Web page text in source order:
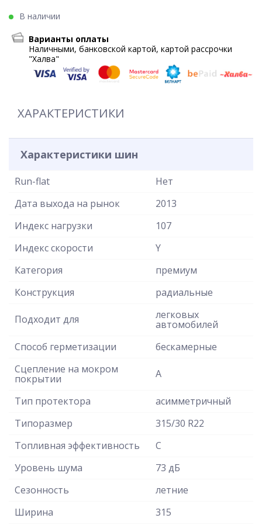
В наличии
Варианты оплаты
Наличными, банковской картой, картой рассрочки
"Халва"
ХАРАКТЕРИСТИКИ
Характеристики шин
Run-flat
Нет
Дата выхода на рынок
2013
Индекс нагрузки
107
Индекс скорости
Y
Категория
премиум
Конструкция
радиальные
Подходит для легковых
автомобилей
Способ герметизации
бескамерные
Сцепление на мокром
покрытии A
Тип протектора
асимметричный
Типоразмер
315/30 R22
Топливная эффективность
C
Уровень шума
73 дБ
Сезонность
летние
Ширина
315